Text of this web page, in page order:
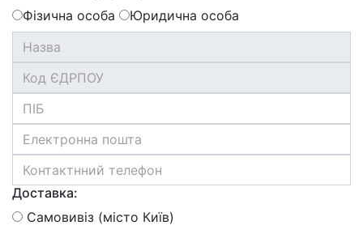
Фізична особа
Юридична особа
Доставка:
Самовивіз (місто Київ)